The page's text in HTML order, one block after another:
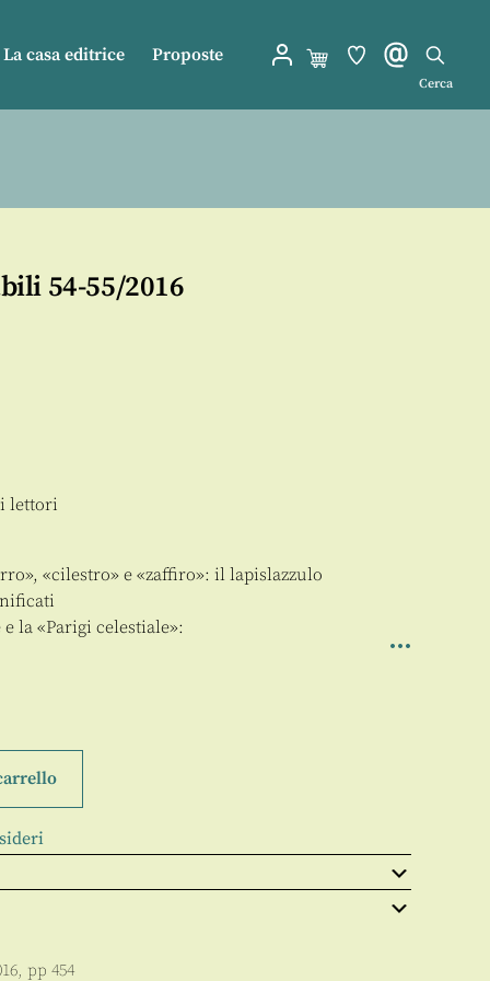
La casa editrice Proposte
Cerca
54-55/2016
lettori
«cilestro» e «zaffiro»: il lapislazzulo
e la «Parigi celestiale»:
, pp 454